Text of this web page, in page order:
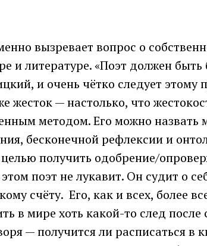
вызревает вопрос о
и литературе. «Поэт должен
и очень чётко следует этому
жесток — настолько, что
методом. Его можно назвать
бесконечной рефлексии и
получить одобрение/
поэт не лукавит. Он судит о
счёту. Его, как и всех, более
в мире хоть какой-то след после
— получится ли расписаться в